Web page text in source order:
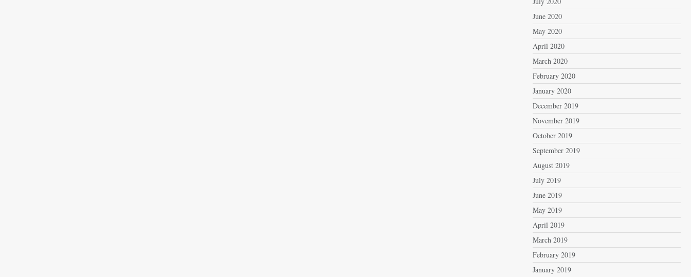
June 2020
May 2020
April 2020
March 2020
February 2020
January 2020
December 2019
November 2019
October 2019
September 2019
August 2019
July 2019
June 2019
May 2019
April 2019
March 2019
February 2019
January 2019